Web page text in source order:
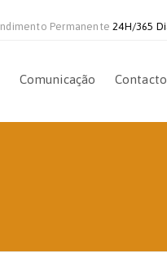
Permanente24H/365
Comunicação